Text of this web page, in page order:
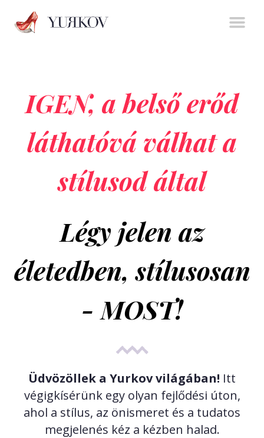
IGEN, a belső erőd
láthatóvá válhat a
stílusod által
Légy jelen az
életedben, stílusosan
- MOST!
Üdvözöllek a Yurkov világában! Itt
végigkísérünk egy olyan fejlődési úton,
ahol a stílus, az önismeret és a tudatos
megjelenés kéz a kézben halad.